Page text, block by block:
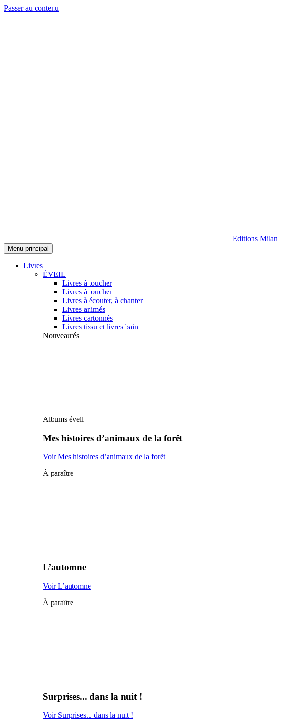
Passer au contenu
Editions Milan
Menu principal
Livres
ÉVEIL
Livres à toucher
Livres à toucher
Livres à écouter, à chanter
Livres animés
Livres cartonnés
Livres tissu et livres bain
Nouveautés
Albums éveil
Mes histoires d’animaux de la forêt
Voir Mes histoires d’animaux de la forêt
À paraître
L’automne
Voir L’automne
À paraître
Surprises... dans la nuit !
Voir Surprises... dans la nuit !